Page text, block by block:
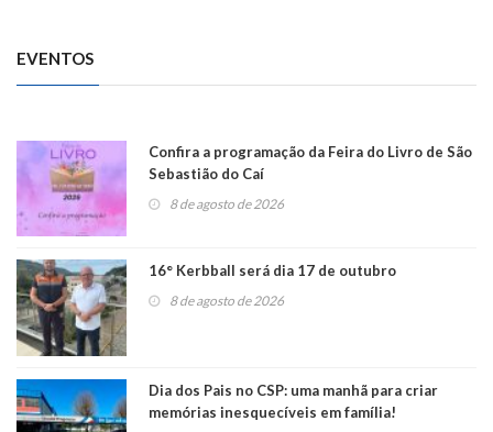
EVENTOS
Confira a programação da Feira do Livro de São
Sebastião do Caí
8 de agosto de 2026
16° Kerbball será dia 17 de outubro
8 de agosto de 2026
Dia dos Pais no CSP: uma manhã para criar
memórias inesquecíveis em família!